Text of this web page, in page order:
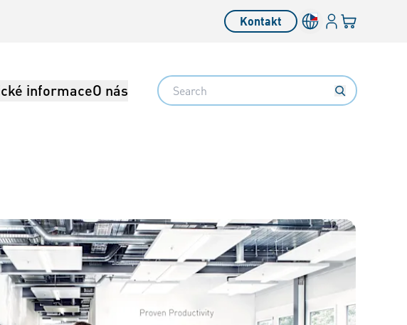
Kontakt Přihlásit se
Váš košík
informaceO nás Search